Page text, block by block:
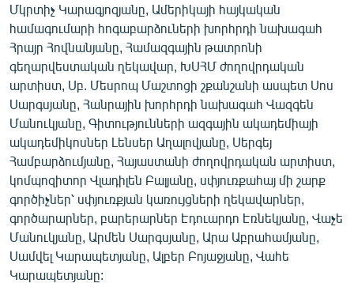
Մկրտիչ Կարագյոզյանը, Ամերիկայի հայկական
համագումարի հոգաբարձուների խորհրդի նախագահ
Հրայր Հովնանյանը, Համազգային թատրոնի
գեղարվեստական ղեկավար, ԽՍՀՄ ժողովրդական
արտիստ, Սբ. Մեսրոպ Մաշտոցի շքանշանի ասպետ Սոս
Սարգսյանը, Հանրային խորհրդի նախագահ Վազգեն
Մանուկյանը, Գիտությունների ազգային ակադեմիայի
ակադեմիկոսներ Լենսեր Աղալովյանը, Սերգեյ
Համբարձումյանը, Հայաստանի ժողովրդական արտիստ,
կոմպոզիտոր Վլադիլեն Բալյանը, սփյուռքահայ մի շարք
գործիչներ՝ սփյուռքյան կառույցների ղեկավարներ,
գործարարներ, բարերարներ Էդուարդո Էռնեկյանը, Վաչե
Մանուկյանը, Արմեն Սարգսյանը, Արա Աբրահամյանը,
Սամվել Կարապետյանը, Ալբեր Բոյաջյանը, Վահե
Կարապետյանը: